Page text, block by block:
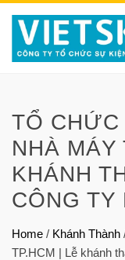
TỔ CHỨC
NHÀ MÁY
KHÁNH
CÔNG TY
Home / Khánh Thành
TP.HCM | Lễ khánh